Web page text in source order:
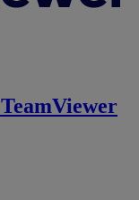
TeamViewer